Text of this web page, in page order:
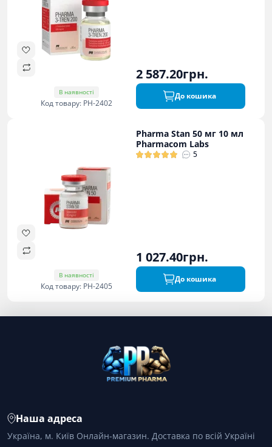
В наявності
Код товару: PH-2402
2 587.20грн.
До кошика
В наявності
Код товару: PH-2405
Pharma Stan 50 мг 10 мл
Pharmacom Labs
5
1 027.40грн.
До кошика
Наша адреса
Україна, м. Київ Онлайн-магазин. Доставка по всій Україні